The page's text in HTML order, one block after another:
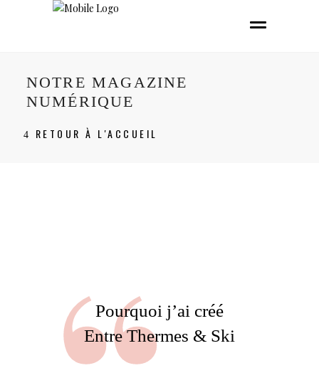
NOTRE MAGAZINE
NUMÉRIQUE
RETOUR À L'ACCUEIL
Pourquoi j’ai créé
Entre Thermes & Ski